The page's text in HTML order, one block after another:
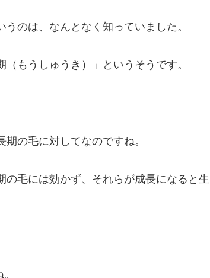
のは、なんとなく知っていました。
もうしゅうき）」というそうです。
の毛に対してなのですね。
毛には効かず、それらが成長になると生